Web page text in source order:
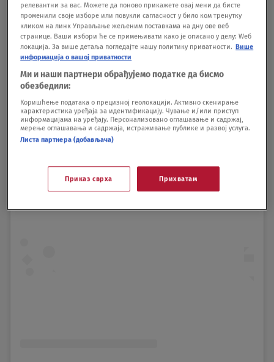
View this post on Instagram
релевантни за вас. Можете да поново прикажете овај мени да бисте
променили своје изборе или повукли сагласност у било ком тренутку
кликом на линк Управљање жељеним поставкама на дну ове веб
странице. Ваши избори ће се примењивати како је описано у делу: Wеб
локација. За више детаља погледајте нашу политику приватности. Више
информација о вашој приватности
Ми и наши партнери обрађујемо податке да бисмо
обезбедили:
Коришћење података о прецизној геолокацији. Активно скенирање
карактеристика уређаја за идентификацију. Чување и/или приступ
информацијама на уређају. Персонализовано оглашавање и садржај,
мерење оглашавања и садржаја, истраживање публике и развој услуга.
Листа партнера (добављача)
Приказ сврха Прихватам